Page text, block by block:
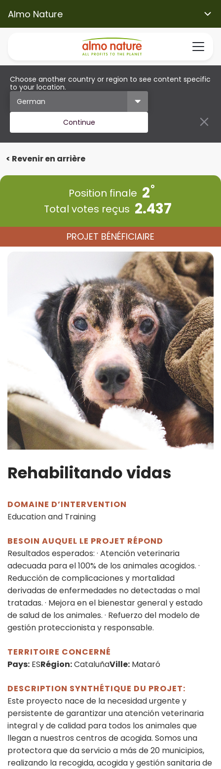
Almo Nature
Choose another country or region to see content specific
to your location.
Continue
< Revenir en arrière
Position finale 2
Total votes reçus 2.437
PROJET BÉNÉFICIAIRE
Rehabilitando vidas
DOMAINE D’INTERVENTION
Education and Training
BESOIN AUQUEL LE PROJET RÉPOND
Resultados esperados: · Atención veterinaria
adecuada para el 100% de los animales acogidos. ·
Reducción de complicaciones y mortalidad
derivadas de enfermedades no detectadas o mal
tratadas. · Mejora en el bienestar general y estado
de salud de los animales. · Refuerzo del modelo de
gestión proteccionista y responsable.
TERRITOIRE CONCERNÉ
Pays: ESRégion:CataluñaVille: Mataró
DESCRIPTION SYNTHÉTIQUE DU PROJET:
Este proyecto nace de la necesidad urgente y
persistente de garantizar una atención veterinaria
integral y de calidad para todos los animales que
llegan a nuestros centros de acogida. Somos una
protectora que da servicio a más de 20 municipios,
realizando la recogida, acogida y gestión sanitaria de